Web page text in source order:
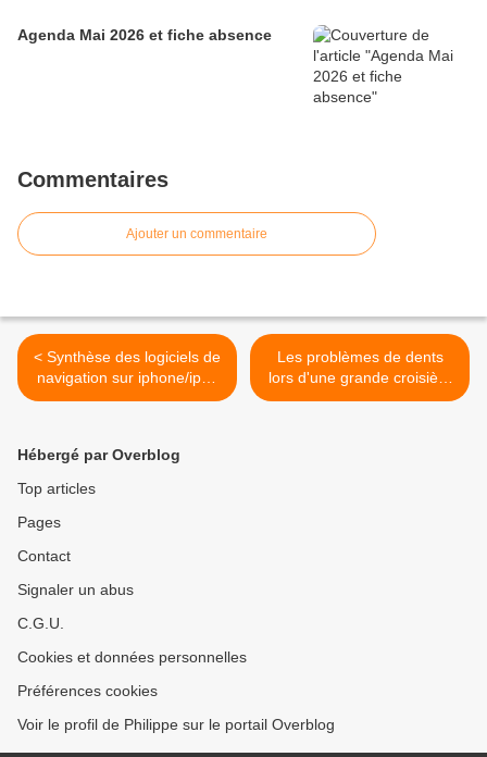
Agenda Mai 2026 et fiche absence
Commentaires
Ajouter un commentaire
< Synthèse des logiciels de
navigation sur iphone/ipad
et android
Les problèmes de dents
lors d'une grande croisière
>
Hébergé par Overblog
Top articles
Pages
Contact
Signaler un abus
C.G.U.
Cookies et données personnelles
Préférences cookies
Voir le profil de Philippe sur le portail Overblog